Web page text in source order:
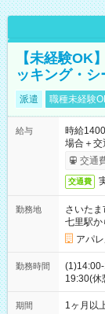
【未経験OK
ッキング・
派遣 職種未経験
給与
時給
場合＋交
交通
交通費
勤務地
さいたま
七里駅
アパ
勤務時間
19:30(休
ます
期間 1ヶ月以